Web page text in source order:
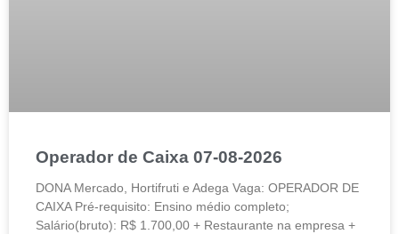
Operador de Caixa 07-08-2026
DONA Mercado, Hortifruti e Adega Vaga: OPERADOR DE
CAIXA Pré-requisito: Ensino médio completo;
Salário(bruto): R$ 1.700,00 + Restaurante na empresa +